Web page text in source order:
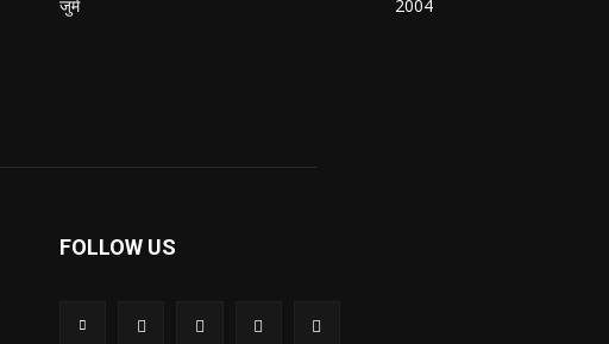
जुर्म
2004
FOLLOW US